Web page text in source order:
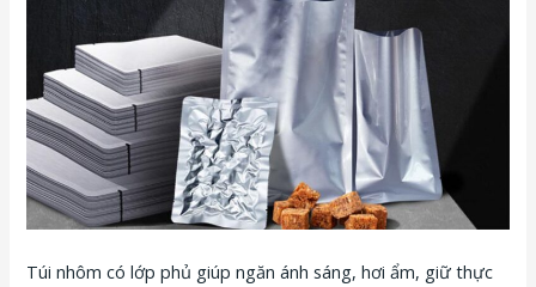
Túi nhôm có lớp phủ giúp ngăn ánh sáng, hơi ẩm, giữ thực